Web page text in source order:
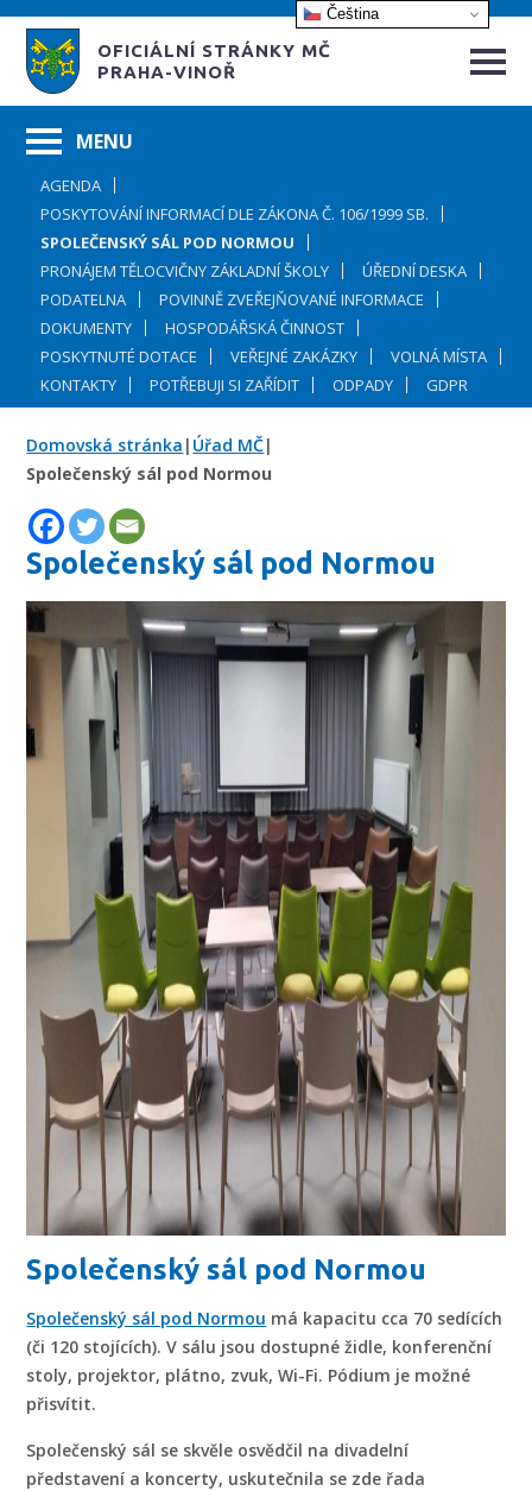
OFICIÁLNÍ STRÁNKY MČ
PRAHA-VINOŘ
AGENDA
POSKYTOVÁNÍ INFORMACÍ DLE ZÁKONA Č. 106/1999 SB.
SPOLEČENSKÝ SÁL POD NORMOU
PRONÁJEM TĚLOCVIČNY ZÁKLADNÍ ŠKOLY
ÚŘEDNÍ DESKA
PODATELNA
POVINNĚ ZVEŘEJŇOVANÉ INFORMACE
DOKUMENTY
HOSPODÁŘSKÁ ČINNOST
POSKYTNUTÉ DOTACE
VEŘEJNÉ ZAKÁZKY
VOLNÁ MÍSTA
KONTAKTY
POTŘEBUJI SI ZAŘÍDIT ODPADY GDPR
Domovská stránka | Úřad MČ|
Společenský sál pod Normou
Společenský sál pod Normou
Společenský sál pod Normou
Společenský sál pod Normou má kapacitu cca 70 sedících
(či 120 stojících). V sálu jsou dostupné židle, konferenční
stoly, projektor, plátno, zvuk, Wi-Fi. Pódium je možné
přisvítit.
Společenský sál se skvěle osvědčil na divadelní
představení a koncerty, uskutečnila se zde řada
Čeština‎